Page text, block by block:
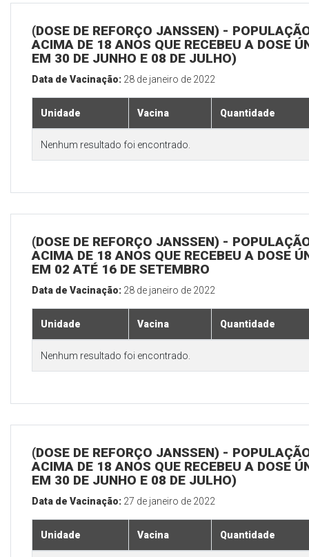
(DOSE DE REFORÇO JANSSEN) -
ACIMA DE 18 ANOS QUE RECEBEU A DOSE
EM 30 DE JUNHO E 08 DE JULHO)
Data de Vacinação: 28 de janeiro de 2022
Unidade Vacina Quantidade
Nenhum resultado foi encontrado.
(DOSE DE REFORÇO JANSSEN) -
ACIMA DE 18 ANOS QUE RECEBEU A DOSE
EM 02 ATÉ 16 DE SETEMBRO
Data de Vacinação: 28 de janeiro de 2022
Unidade Vacina Quantidade
Nenhum resultado foi encontrado.
(DOSE DE REFORÇO JANSSEN) -
ACIMA DE 18 ANOS QUE RECEBEU A DOSE
EM 30 DE JUNHO E 08 DE JULHO)
Data de Vacinação: 27 de janeiro de 2022
Unidade Vacina Quantidade